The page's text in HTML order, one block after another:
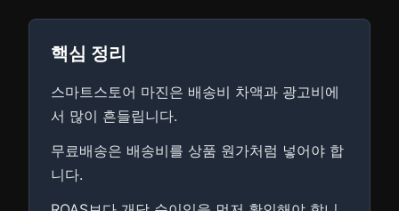
핵심 정리
스마트스토어 마진은 배송비 차액과 광고비에
서 많이 흔들립니다.
무료배송은 배송비를 상품 원가처럼 넣어야 합
니다.